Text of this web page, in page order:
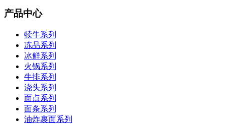
产品中心
犊牛系列
冻品系列
冰鲜系列
火锅系列
牛排系列
浇头系列
面点系列
面条系列
油炸裹面系列